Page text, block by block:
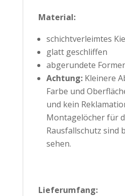
Material:
schichtverleimtes
glatt geschliffen
abgerundete
Achtung:Kleinere
Farbe und
und kein
Montagelöcher für
Rausfallschutz sind
sehen.
Lieferumfang: